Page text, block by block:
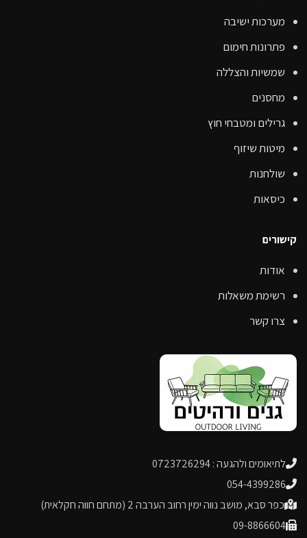
מערכות ישיבה
פתרונות חימום
שמשיות והצללה
מחסנים
גרילים ומטבחי חוץ
מיטות שיזוף
שולחנות
כיסאות
קישורים
אודות
רשימת משאלות
צרו קשר
לתיאומים ולהגעה : 0723726294
054-4399286
כפר סבא, מושב נווה ימין רחוב הערבה 2 (מתחם חווה חקלאית)
09-8866604